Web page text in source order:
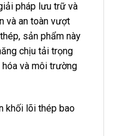
pháp lưu trữ và
và an toàn vượt
sản phẩm này
chịu tải trọng
và môi trường
khối lõi thép bao